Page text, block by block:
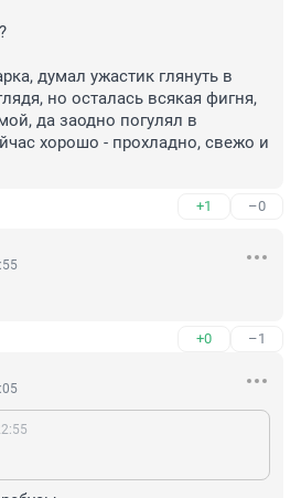
думал ужастик глянуть в
но осталась всякая фигня,
да заодно погулял в
хорошо - прохладно, свежо и
+1 –0
+0 –1